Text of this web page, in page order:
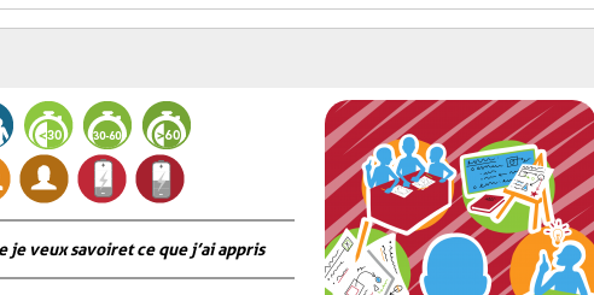
je veux savoir et ce que j’ai appris